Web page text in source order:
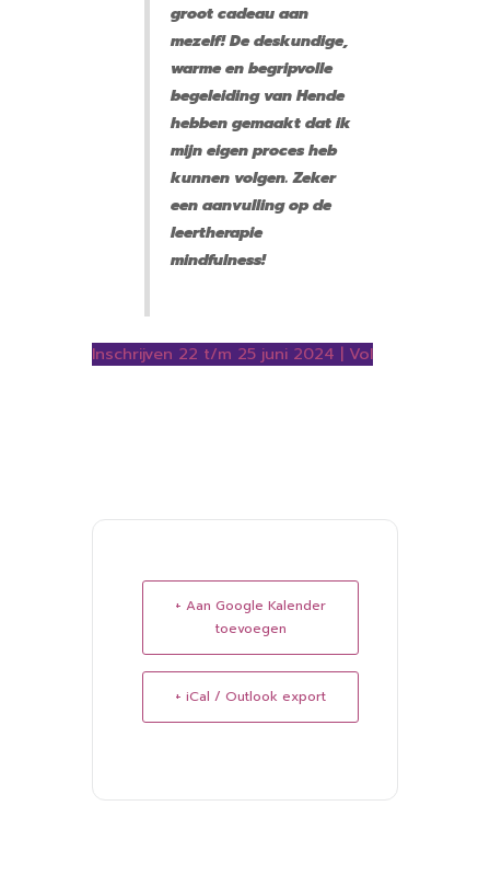
groot cadeau aan
mezelf! De deskundige,
warme en begripvolle
begeleiding van Hende
hebben gemaakt dat ik
mijn eigen proces heb
kunnen volgen. Zeker
een aanvulling op de
leertherapie
mindfulness!
Inschrijven 22 t/m 25 juni 2024 | Vol
+ Aan Google Kalender
toevoegen
+ iCal / Outlook export